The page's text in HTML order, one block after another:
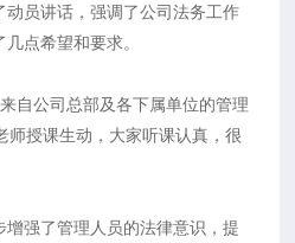
动员讲话，强调了公司法务工作
点希望和要求。
公司总部及各下属单位的管理
师授课生动，大家听课认真，很
强了管理人员的法律意识，提